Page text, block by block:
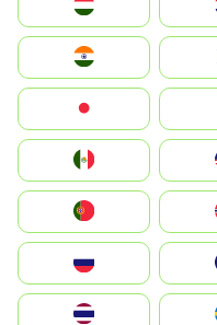
Hrvatska
Magyarország
Indonesia
South Korea
Nederland
Portugal
România
Slovensko